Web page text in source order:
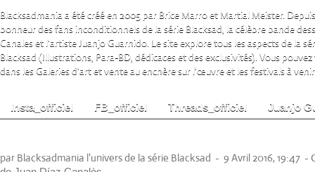
Blacksadmania a été créé en 2005 par Brice Marro et Martial Meister.
bonheur des fans inconditionnels de la série Blacksad, la célèbre bande
Canales et l'artiste Juanjo Guarnido. Le site explore tous les aspects de la
Blacksad (Illustrations, Para-BD, dédicaces et des exclusivités). Vous
dans les Galeries d'art et vente au enchère sur l'œuvre et les festivals à
Insta_officiel FB_officiel Threads_officiel Juanjo
par Blacksadmania l'univers de la série Blacksad - 9 Avril 2016, 19:47 -